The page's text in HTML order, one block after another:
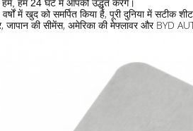
हम 24 घंटे में आपको उद्धृत करेंगे।
में खुद को समर्पित किया है, पूरी दुनिया में सटीक
जापान की सीमेंस, अमेरिका की मेफ्लावर और BYD